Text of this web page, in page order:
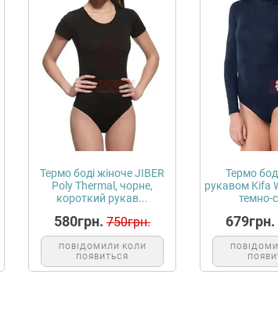
Термо боді жіноче JIBER
Poly Thermal, чорне,
короткий рукав...
580грн. 750грн.
ПОВІДОМИЛИ КОЛИ
ПОЯВИТЬСЯ
Термо
рукавом Kifa
темно-
679грн.